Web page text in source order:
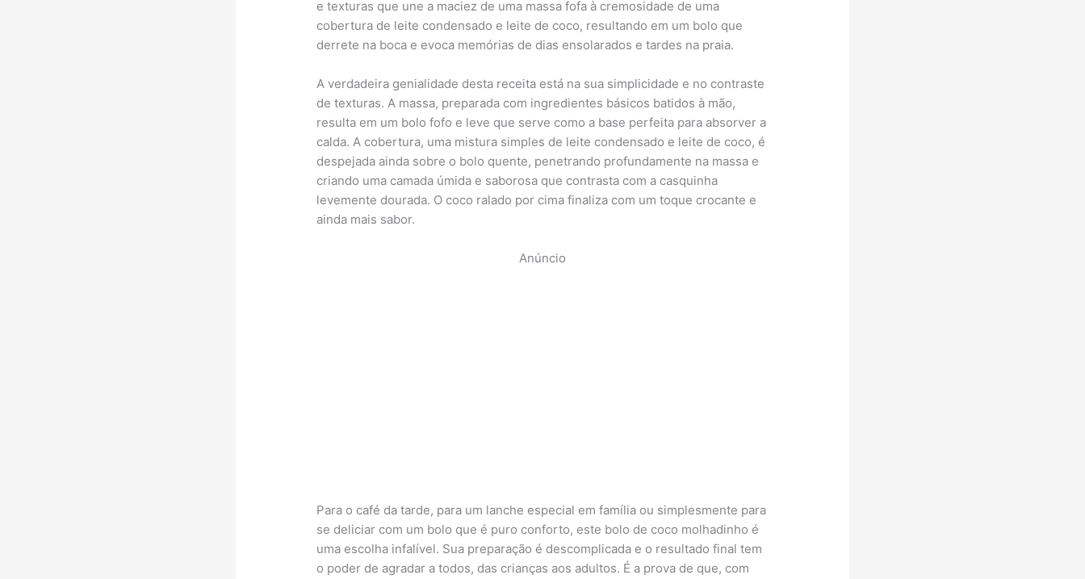
e texturas que une a maciez de uma massa fofa à cremosidade de uma
cobertura de leite condensado e leite de coco, resultando em um bolo que
derrete na boca e evoca memórias de dias ensolarados e tardes na praia.
A verdadeira genialidade desta receita está na sua simplicidade e no contraste
de texturas. A massa, preparada com ingredientes básicos batidos à mão,
resulta em um bolo fofo e leve que serve como a base perfeita para absorver a
calda. A cobertura, uma mistura simples de leite condensado e leite de coco, é
despejada ainda sobre o bolo quente, penetrando profundamente na massa e
criando uma camada úmida e saborosa que contrasta com a casquinha
levemente dourada. O coco ralado por cima finaliza com um toque crocante e
ainda mais sabor.
Anúncio
Para o café da tarde, para um lanche especial em família ou simplesmente para
se deliciar com um bolo que é puro conforto, este bolo de coco molhadinho é
uma escolha infalível. Sua preparação é descomplicada e o resultado final tem
o poder de agradar a todos, das crianças aos adultos. É a prova de que, com